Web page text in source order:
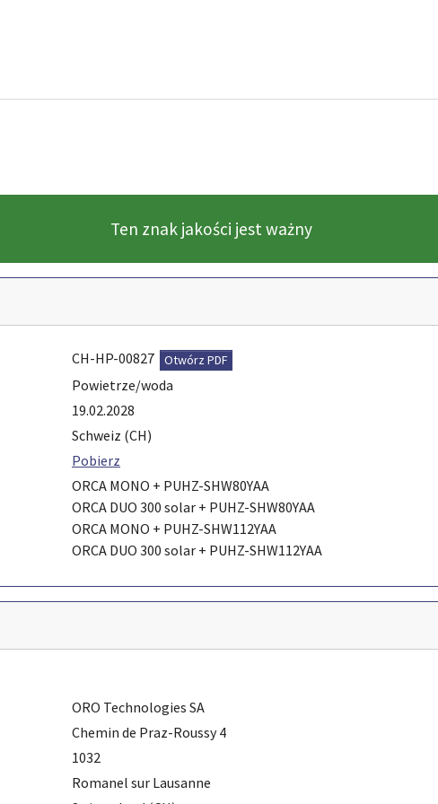
Ten znak jakości jest ważny
CH-HP-00827 Otwórz PDF
Powietrze/woda
19.02.2028
Schweiz (CH)
Pobierz
ORCA MONO + PUHZ-SHW80YAA
ORCA DUO 300 solar + PUHZ-SHW80YAA
ORCA MONO + PUHZ-SHW112YAA
ORCA DUO 300 solar + PUHZ-SHW112YAA
ORO Technologies SA
Chemin de Praz-Roussy 4
1032
Romanel sur Lausanne